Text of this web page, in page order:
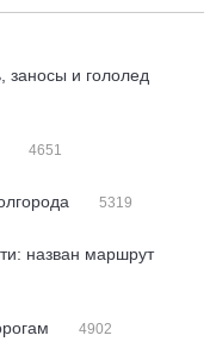
заносы и гололед
4651
5319
назван маршрут
4902